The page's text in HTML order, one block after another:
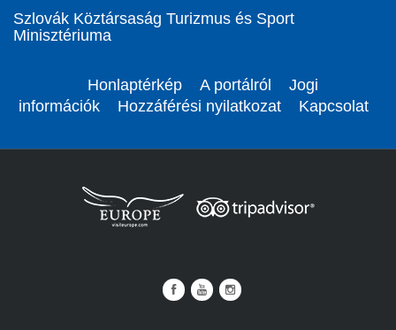
Szlovák Köztársaság Turizmus és Sport
Minisztériuma
Honlaptérkép A portálról
Jogi
információk
Hozzáférési nyilatkozat Kapcsolat